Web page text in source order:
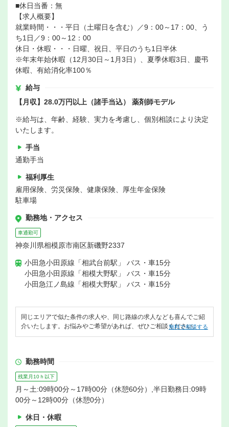
■休日当番：無
【求人概要】
就業時間・・・平日（土曜日を含む）／9：00～17：00、う
ち1日／9：00～12：00
休日・休暇・・・日曜、祝日、平日のうち1日半休
※年末年始休暇（12月30日～1月3日）、夏季休暇3日、慶弔
休暇、有給消化率100％
給与
【月収】28.0万円以上（諸手当込） 薬剤師モデル
※給与は、年齢、経験、実力を考慮し、個別相談により決定
いたします。
手当
通勤手当
福利厚生
雇用保険、労災保険、健康保険、厚生年金保険
駐車場
勤務地・アクセス
車通勤可
神奈川県相模原市南区新磯野2337
小田急小田原線「相武台前駅」 バス・車15分
小田急小田原線「相模大野駅」 バス・車15分
小田急江ノ島線「相模大野駅」 バス・車15分
同じエリアで似た条件の求人や、同じ路線の求人なども喜んでご紹
介いたします。お悩みやご希望があれば、ぜひご相談ください。
無料で相談する
勤務時間
残業月10ｈ以下
月～土:09時00分～17時00分（休憩60分）,半日勤務日:09時
00分～12時00分（休憩0分）
休日・休暇